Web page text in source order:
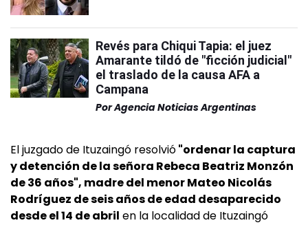
Revés para Chiqui Tapia: el juez
Amarante tildó de "ficción judicial"
el traslado de la causa AFA a
Campana
PorAgencia Noticias Argentinas
El juzgado de Ituzaingó resolvió"ordenar la captura
y detención de la señora Rebeca Beatriz Monzón
de 36 años", madre del menor Mateo Nicolás
Rodríguez de seis años de edad desaparecido
desde el 14 de abril en la localidad de Ituzaingó